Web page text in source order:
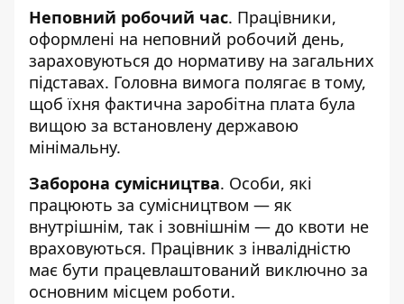
Неповний робочий час. Працівники,
оформлені на неповний робочий день,
зараховуються до нормативу на загальних
підставах. Головна вимога полягає в тому,
щоб їхня фактична заробітна плата була
вищою за встановлену державою
мінімальну.
Заборона сумісництва. Особи, які
працюють за сумісництвом — як
внутрішнім, так і зовнішнім — до квоти не
враховуються. Працівник з інвалідністю
має бути працевлаштований виключно за
основним місцем роботи.